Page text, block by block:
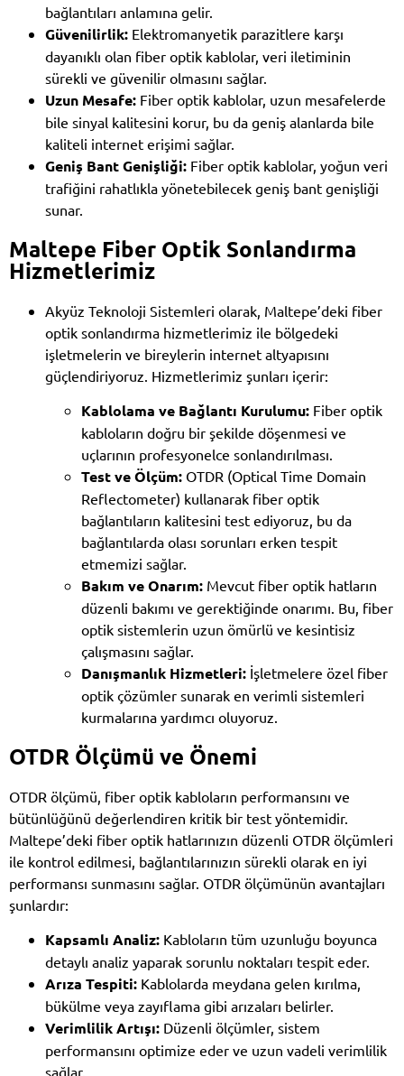
bağlantıları anlamına gelir.
Güvenilirlik: Elektromanyetik parazitlere karşı
dayanıklı olan fiber optik kablolar, veri iletiminin
sürekli ve güvenilir olmasını sağlar.
Uzun Mesafe: Fiber optik kablolar, uzun mesafelerde
bile sinyal kalitesini korur, bu da geniş alanlarda bile
kaliteli internet erişimi sağlar.
Geniş Bant Genişliği: Fiber optik kablolar, yoğun veri
trafiğini rahatlıkla yönetebilecek geniş bant genişliği
sunar.
Maltepe Fiber Optik Sonlandırma
Hizmetlerimiz
Akyüz Teknoloji Sistemleri olarak, Maltepe’deki fiber
optik sonlandırma hizmetlerimiz ile bölgedeki
işletmelerin ve bireylerin internet altyapısını
güçlendiriyoruz. Hizmetlerimiz şunları içerir:
Kablolama ve Bağlantı Kurulumu: Fiber optik
kabloların doğru bir şekilde döşenmesi ve
uçlarının profesyonelce sonlandırılması.
Test ve Ölçüm: OTDR (Optical Time Domain
Reflectometer) kullanarak fiber optik
bağlantıların kalitesini test ediyoruz, bu da
bağlantılarda olası sorunları erken tespit
etmemizi sağlar.
Bakım ve Onarım: Mevcut fiber optik hatların
düzenli bakımı ve gerektiğinde onarımı. Bu, fiber
optik sistemlerin uzun ömürlü ve kesintisiz
çalışmasını sağlar.
Danışmanlık Hizmetleri: İşletmelere özel fiber
optik çözümler sunarak en verimli sistemleri
kurmalarına yardımcı oluyoruz.
OTDR Ölçümü ve Önemi
OTDR ölçümü, fiber optik kabloların performansını ve
bütünlüğünü değerlendiren kritik bir test yöntemidir.
Maltepe’deki fiber optik hatlarınızın düzenli OTDR ölçümleri
ile kontrol edilmesi, bağlantılarınızın sürekli olarak en iyi
performansı sunmasını sağlar. OTDR ölçümünün avantajları
şunlardır:
Kapsamlı Analiz: Kabloların tüm uzunluğu boyunca
detaylı analiz yaparak sorunlu noktaları tespit eder.
Arıza Tespiti: Kablolarda meydana gelen kırılma,
bükülme veya zayıflama gibi arızaları belirler.
Verimlilik Artışı: Düzenli ölçümler, sistem
performansını optimize eder ve uzun vadeli verimlilik
sağlar.